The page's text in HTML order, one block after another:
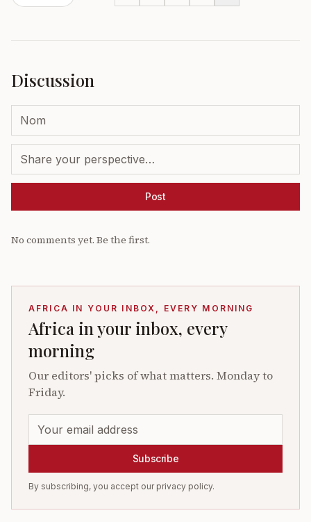
Discussion
Post
No comments yet. Be the first.
AFRICA IN YOUR INBOX, EVERY MORNING
Africa in your inbox, every
morning
Our editors' picks of what matters. Monday to
Friday.
Subscribe
By subscribing, you accept our privacy policy.